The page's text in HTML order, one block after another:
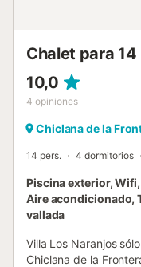
Chalet para
10,0
4 opiniones
Chiclana de la
14 pers. 4 dormitorios
Piscina exterior,
Aire acondicionado,
vallada
Villa Los Naranjos
Chiclana de la